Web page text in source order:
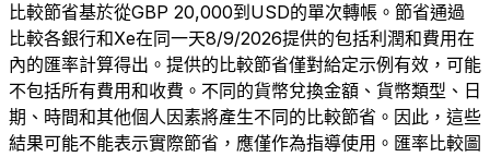
比較節省基於從GBP 20,000到USD的單次轉帳。節省通過
比較各銀行和Xe在同一天8/9/2026提供的包括利潤和費用在
內的匯率計算得出。提供的比較節省僅對給定示例有效，可能
不包括所有費用和收費。不同的貨幣兌換金額、貨幣類型、日
期、時間和其他個人因素將產生不同的比較節省。因此，這些
結果可能不能表示實際節省，應僅作為指導使用。匯率比較圖